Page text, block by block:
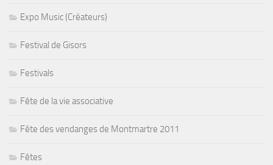
Expo Music (Créateurs)
Festival de Gisors
Festivals
Fête de la vie associative
Fête des vendanges de Montmartre 2011
Fêtes